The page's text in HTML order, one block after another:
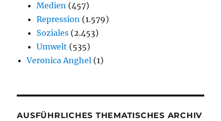
Medien (457)
Repression (1.579)
Soziales (2.453)
Umwelt (535)
Veronica Anghel (1)
AUSFÜHRLICHES THEMATISCHES ARCHIV